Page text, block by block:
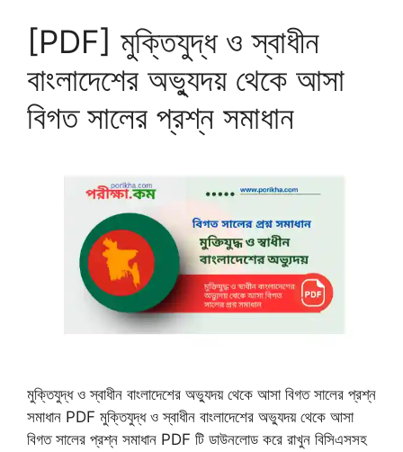
[PDF] মুক্তিযুদ্ধ ও স্বাধীন
বাংলাদেশের অভ্যুদয় থেকে আসা
বিগত সালের প্রশ্ন সমাধান
মুক্তিযুদ্ধ ও স্বাধীন বাংলাদেশের অভ্যুদয় থেকে আসা বিগত সালের প্রশ্ন
সমাধান PDF মুক্তিযুদ্ধ ও স্বাধীন বাংলাদেশের অভ্যুদয় থেকে আসা
বিগত সালের প্রশ্ন সমাধান PDF টি ডাউনলোড করে রাখুন বিসিএসসহ